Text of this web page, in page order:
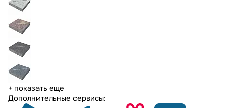
+ показать еще
Дополнительные сервисы: